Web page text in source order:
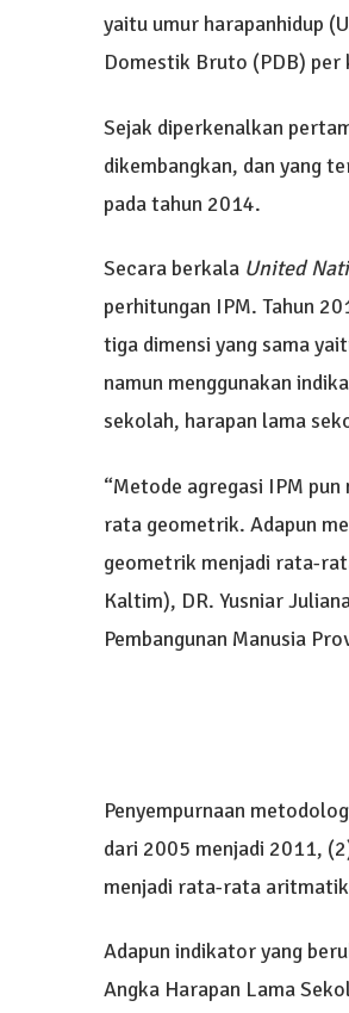
yaitu umur harapanhidup
Domestik Bruto (PDB) per
Sejak diperkenalkan
dikembangkan, dan yang
pada tahun 2014.
Secara berkala United
perhitungan IPM. Tahun
tiga dimensi yang sama
namun menggunakan
sekolah, harapan lama
“Metode agregasi IPM
rata geometrik. Adapun
geometrik menjadi rata-
Kaltim), DR. Yusniar
Pembangunan Manusia
Penyempurnaan
dari 2005 menjadi 2011,
menjadi rata-rata
Adapun indikator yang
Angka Harapan Lama